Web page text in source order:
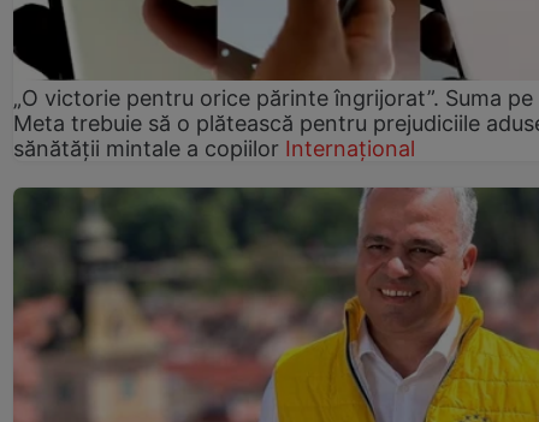
„O victorie pentru orice părinte îngrijorat”. Suma pe
Meta trebuie să o plătească pentru prejudiciile
sănătății mintale a copiilor Internațional